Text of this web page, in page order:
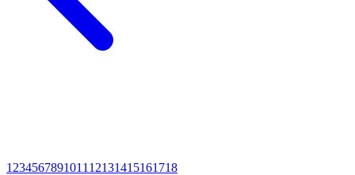
1 234567891011 12131415161718